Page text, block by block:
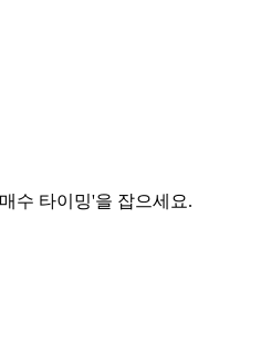
수 타이밍'을 잡으세요.